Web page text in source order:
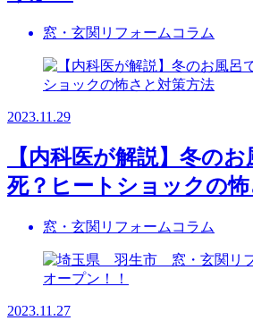
窓・玄関リフォームコラム
2023.11.29
【内科医が解説】冬の
死？ヒートショックの
窓・玄関リフォームコラム
2023.11.27